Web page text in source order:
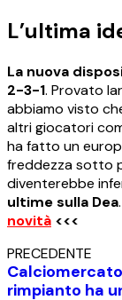
L’ultima
La nuova
2-3-1. Provato
abbiamo visto
altri giocatori
ha fatto un
freddezza sotto
diventerebbe
ultime sulla Dea
novità <<<
PRECEDENTE
rimpianto ha